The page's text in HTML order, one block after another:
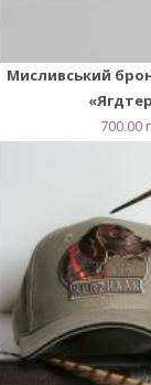
Мисливський
700.00